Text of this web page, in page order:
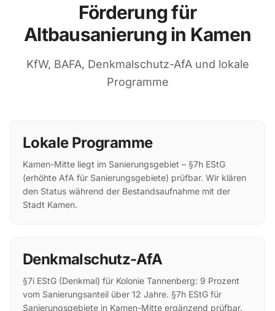
Förderung für
Altbausanierung in Kamen
KfW, BAFA, Denkmalschutz-AfA und lokale
Programme
Lokale Programme
Kamen-Mitte liegt im Sanierungsgebiet – §7h EStG
(erhöhte AfA für Sanierungsgebiete) prüfbar. Wir klären
den Status während der Bestandsaufnahme mit der
Stadt Kamen.
Denkmalschutz-AfA
§7i EStG (Denkmal) für Kolonie Tannenberg: 9 Prozent
vom Sanierungsanteil über 12 Jahre. §7h EStG für
Sanierungsgebiete in Kamen-Mitte ergänzend prüfbar.